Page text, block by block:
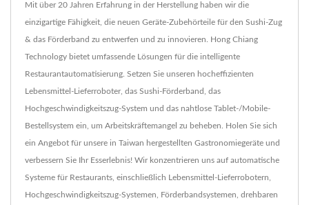
Mit über 20 Jahren Erfahrung in der Herstellung haben wir die
einzigartige Fähigkeit, die neuen Geräte-Zubehörteile für den Sushi-Zug
& das Förderband zu entwerfen und zu innovieren. Hong Chiang
Technology bietet umfassende Lösungen für die intelligente
Restaurantautomatisierung. Setzen Sie unseren hocheffizienten
Lebensmittel-Lieferroboter, das Sushi-Förderband, das
Hochgeschwindigkeitszug-System und das nahtlose Tablet-/Mobile-
Bestellsystem ein, um Arbeitskräftemangel zu beheben. Holen Sie sich
ein Angebot für unsere in Taiwan hergestellten Gastronomiegeräte und
verbessern Sie Ihr Esserlebnis! Wir konzentrieren uns auf automatische
Systeme für Restaurants, einschließlich Lebensmittel-Lieferrobotern,
Hochgeschwindigkeitszug-Systemen, Förderbandsystemen, drehbaren